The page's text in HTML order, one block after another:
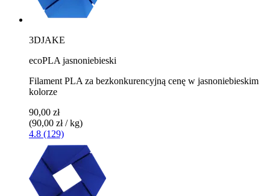
3DJAKE
ecoPLA jasnoniebieski
Filament PLA za bezkonkurencyjną cenę w jasnoniebieskim
kolorze
90,00 zł
(90,00 zł / kg)
4.8 (129)